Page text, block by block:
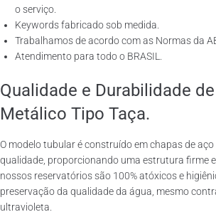
o serviço.
Keywords fabricado sob medida.
Trabalhamos de acordo com as Normas da
Atendimento para todo o BRASIL.
Qualidade e Durabilidade
Metálico Tipo Taça.
O modelo tubular é construído em chapas de
qualidade, proporcionando uma estrutura firme
nossos reservatórios são 100% atóxicos e
preservação da qualidade da água, mesmo
ultravioleta.